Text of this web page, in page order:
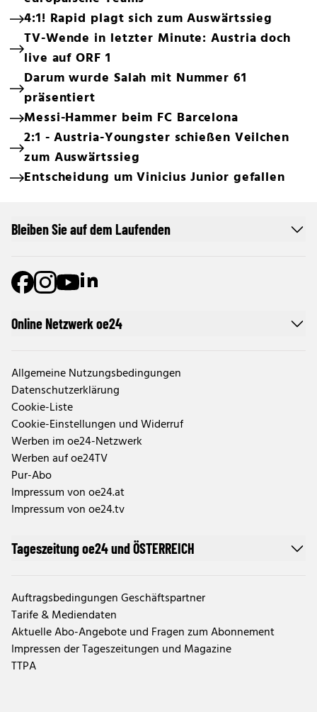
4:1! Rapid plagt sich zum Auswärtssieg
TV-Wende in letzter Minute: Austria doch
live auf ORF 1
Darum wurde Salah mit Nummer 61
präsentiert
Messi-Hammer beim FC Barcelona
2:1 - Austria-Youngster schießen Veilchen
zum Auswärtssieg
Entscheidung um Vinicius Junior gefallen
Online Netzwerk oe24
Allgemeine Nutzungsbedingungen
Datenschutzerklärung
Cookie-Liste
Cookie-Einstellungen und Widerruf
Werben im oe24-Netzwerk
Werben auf oe24TV
Pur-Abo
Impressum von oe24.at
Impressum von oe24.tv
Tageszeitung oe24 und ÖSTERREICH
Auftragsbedingungen Geschäftspartner
Tarife & Mediendaten
Aktuelle Abo-Angebote und Fragen zum Abonnement
Impressen der Tageszeitungen und Magazine
TTPA
Bleiben Sie auf dem Laufenden